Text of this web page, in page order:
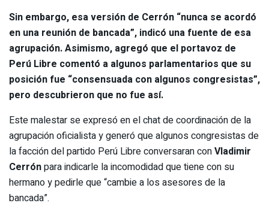
Sin embargo, esa versión de Cerrón “nunca se acordó
en una reunión de bancada”, indicó una fuente de esa
agrupación. Asimismo, agregó que el portavoz de
Perú Libre comentó a algunos parlamentarios que su
posición fue “consensuada con algunos congresistas”,
pero descubrieron que no fue así.
Este malestar se expresó en el chat de coordinación de la
agrupación oficialista y generó que algunos congresistas de
la facción del partido Perú Libre conversaran conVladimir
Cerrónpara indicarle la incomodidad que tiene con su
hermano y pedirle que “cambie a los asesores de la
bancada”.